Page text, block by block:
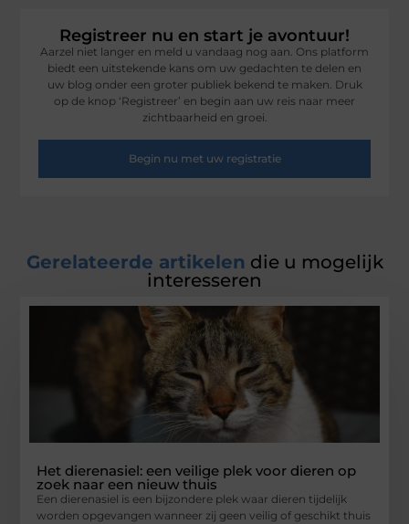
Registreer nu en start je avontuur!
Aarzel niet langer en meld u vandaag nog aan. Ons platform
biedt een uitstekende kans om uw gedachten te delen en
uw blog onder een groter publiek bekend te maken. Druk
op de knop ‘Registreer’ en begin aan uw reis naar meer
zichtbaarheid en groei.
Begin nu met uw registratie
Gerelateerde artikelen die u mogelijk
interesseren
Het dierenasiel: een veilige plek voor dieren op
zoek naar een nieuw thuis
Een dierenasiel is een bijzondere plek waar dieren tijdelijk
worden opgevangen wanneer zij geen veilig of geschikt thuis